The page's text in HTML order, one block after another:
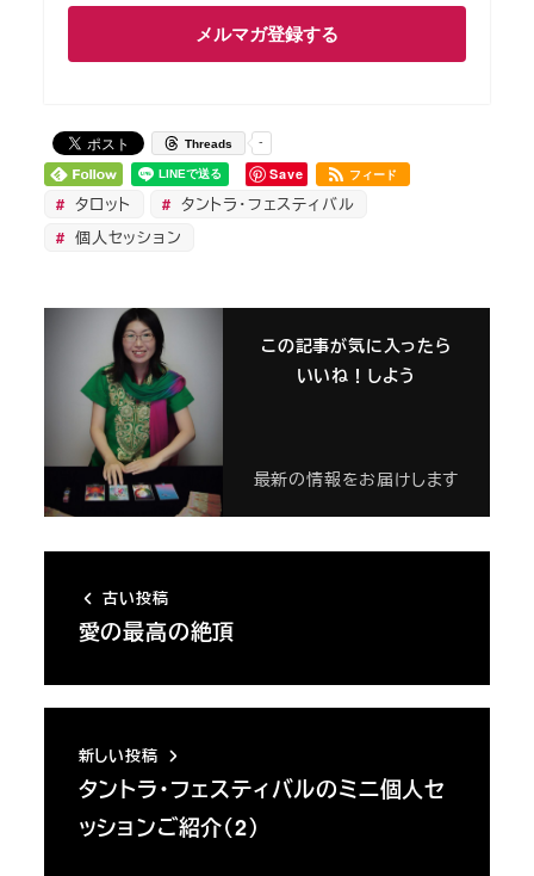
メルマガ登録する
-
Threads
Save フィード
タロット
タントラ・フェスティバル
個人セッション
この記事が気に入ったら
いいね！しよう
最新の情報をお届けします
古い投稿
愛の最高の絶頂
新しい投稿
タントラ・フェスティバルのミニ個人セ
ッションご紹介（2）